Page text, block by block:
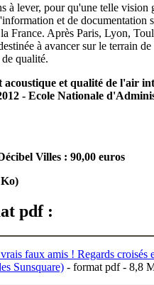
à lever, pour qu'une telle vision
et de
France. Après Paris, Lyon,
à avancer sur le terrain
qualité.
et qualité de l'air
- Ecole Nationale
Villes : 90,00 euros
pdf :
faux amis ! Regards croisés
Sunsquare) - format pdf - 8,8